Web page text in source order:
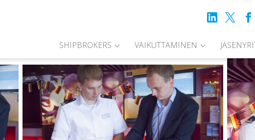
SHIPBROKERS VAIKUTTAMINEN